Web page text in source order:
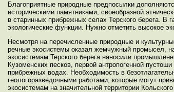
Благоприятные природные предпосылки
историческими памятниками, своеобразной
в старинных прибрежных селах Терского берега.
экологические функции. Нужно отметить высокое
Несмотря на перечисленные природные и
речные экосистемы оказал жемчужный промысел,
экосистемам Терского берега наносили
Кузоменских песков, первой антропогенной
прибрежных водах. Необходимость в
геологоразведочными работами, которые могут
экосистемам на значительной территории